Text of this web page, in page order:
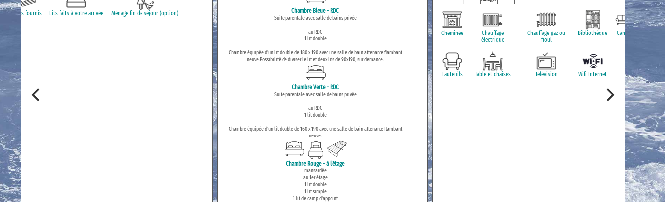
Chambre Bleue - RDC
Suite parentale avec salle de bains privée
au RDC
1 lit double
Chambre équipée d'un lit double de 180 x 190 avec une salle de bain attenante flambant
neuve.Possibilité de diviser le lit et deux lits de 90x190, sur demande.
Chambre Verte - RDC
Suite parentale avec salle de bains privée
au RDC
1 lit double
Chambre équipée d'un lit double de 160 x 190 avec une salle de bain attenante flambant
neuve.
Chambre Rouge - à l'étage
mansardée
au 1er étage
1 lit double
1 lit simple
1 lit de camp d'appoint
Cheminée
Chauffage
électrique
Chauffage gaz ou
fioul
Bibliothèque Canapé
Fauteuils Table et chaises Télévision
Wifi Internet
Draps fournis Lits faits à votre arrivée Ménage fin de séjour (option)